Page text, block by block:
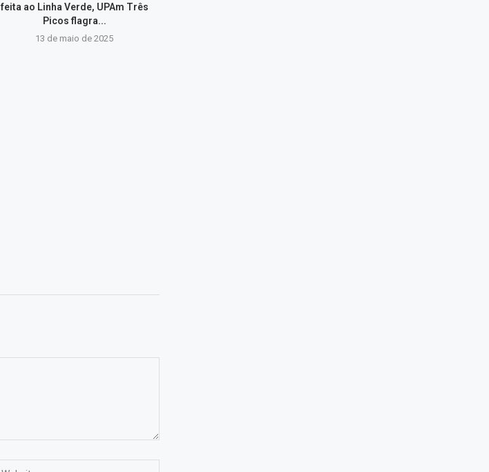
feita ao Linha Verde, UPAm Três
Picos flagra...
13 de maio de 2025